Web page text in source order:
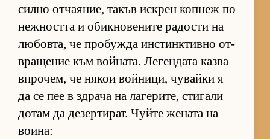
силно от­ча­я­ние, та­къв ис­к­рен коп­неж по
неж­ността и обик­но­ве­ните ра­дости на
лю­бов­та, че про­бужда ин­с­тин­к­тивно от­
в­ра­ще­ние към вой­на­та. Ле­ген­дата казва
впро­чем, че ня­кои вой­ни­ци, чу­вайки я
да се пее в здрача на ла­ге­ри­те, сти­гали
до­там да де­зер­ти­рат. Чуйте же­ната на
во­и­на: